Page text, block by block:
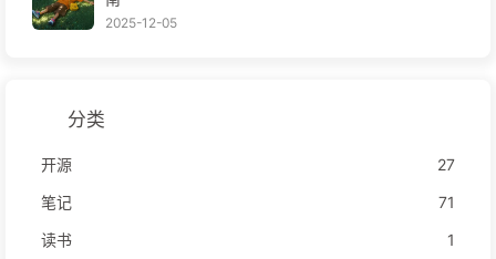
2025-12-05
分类
开源
27
笔记
71
读书
1